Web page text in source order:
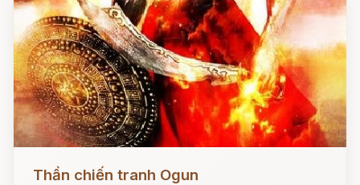
Đọc ngay
Thần chiến tranh Ogun